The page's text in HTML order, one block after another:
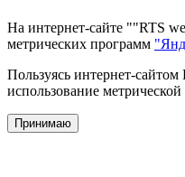
На интернет-сайте ""RTS
метрических программ
Пользуясь интернет-сайтом
использование
Принимаю